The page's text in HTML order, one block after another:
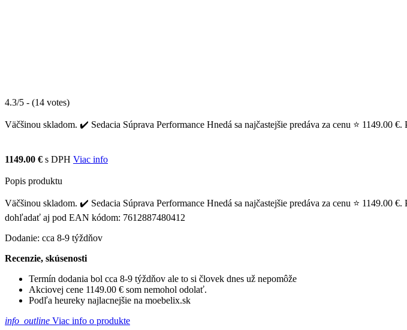
4.3/5 - (14 votes)
Väčšinou skladom. ✔️ Sedacia Súprava Performance Hnedá sa najčastejšie predáva za cenu ⭐ 1149.00
1149.00 € s DPH Viac info
Popis produktu
Väčšinou skladom. ✔️ Sedacia Súprava Performance Hnedá sa najčastejšie predáva za cenu ⭐ 1149.00
dohľadať aj pod EAN kódom: 7612887480412
Dodanie: cca 8-9 týždňov
Recenzie, skúsenosti
Termín dodania bol cca 8-9 týždňov ale to si človek dnes už nepomôže
Akciovej cene 1149.00 € som nemohol odolať.
Podľa heureky najlacnejšie na moebelix.sk
info_outline Viac info o produkte